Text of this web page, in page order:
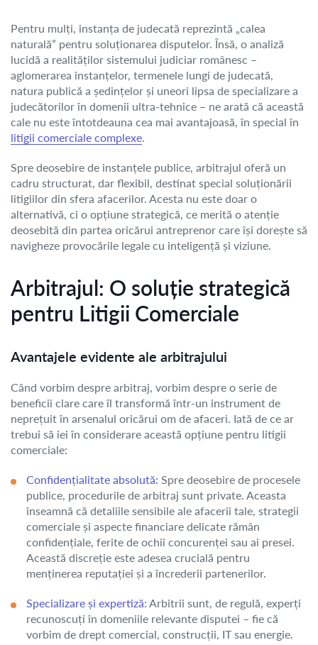
Pentru mulți, instanța de judecată reprezintă „calea
naturală” pentru soluționarea disputelor. Însă, o analiză
lucidă a realităților sistemului judiciar românesc –
aglomerarea instanțelor, termenele lungi de judecată,
natura publică a ședințelor și uneori lipsa de specializare a
judecătorilor în domenii ultra-tehnice – ne arată că această
cale nu este întotdeauna cea mai avantajoasă, în special în
litigii comerciale complexe.
Spre deosebire de instanțele publice, arbitrajul oferă un
cadru structurat, dar flexibil, destinat special soluționării
litigiilor din sfera afacerilor. Acesta nu este doar o
alternativă, ci o opțiune strategică, ce merită o atenție
deosebită din partea oricărui antreprenor care își dorește să
navigheze provocările legale cu inteligență și viziune.
Arbitrajul: O soluție strategică
pentru Litigii Comerciale
Avantajele evidente ale arbitrajului
Când vorbim despre arbitraj, vorbim despre o serie de
beneficii clare care îl transformă într-un instrument de
neprețuit în arsenalul oricărui om de afaceri. Iată de ce ar
trebui să iei în considerare această opțiune pentru litigii
comerciale:
Confidențialitate absolută: Spre deosebire de procesele
publice, procedurile de arbitraj sunt private. Aceasta
înseamnă că detaliile sensibile ale afacerii tale, strategii
comerciale și aspecte financiare delicate rămân
confidențiale, ferite de ochii concurenței sau ai presei.
Această discreție este adesea crucială pentru
menținerea reputației și a încrederii partenerilor.
Specializare și expertiză: Arbitrii sunt, de regulă, experți
recunoscuți în domeniile relevante disputei – fie că
vorbim de drept comercial, construcții, IT sau energie.